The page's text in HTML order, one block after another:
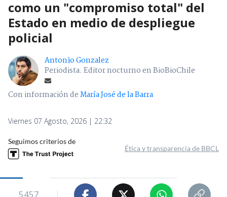
como un "compromiso total" del
Estado en medio de despliegue
policial
Antonio Gonzalez
Periodista. Editor nocturno en BioBioChile
Con información deMaría José de la Barra
Viernes 07 Agosto, 2026 | 22:32
Seguimos criterios de
Ética y transparencia de BBCL
5457